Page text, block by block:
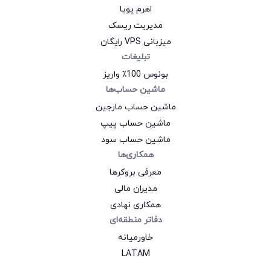
اهرم پویا
مدیریت ریسک
میزبانی VPS رایگان
تبلیغات
بونوس 100٪ واریز
ماشین حساب‌ها
ماشین حساب مارجین
ماشین حساب پیپ
ماشین حساب سود
همکاری‌ها
معرفی بروکرها
مدیران مالی
همکاری نهادی
دفاتر منطقه‌ای
خاورمیانه
LATAM